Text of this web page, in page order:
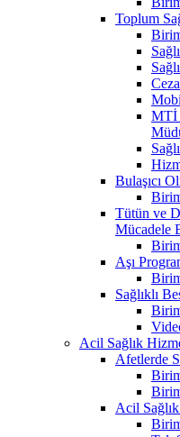
Toplum
MTİ
Bulaşıcı
Tütün ve
Mücadele
Aşı
Sağlıklı
Acil Sağlık
Afetlerde
Acil